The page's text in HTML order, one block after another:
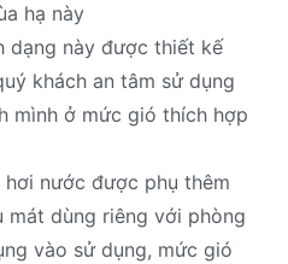
hạ này
dạng này được thiết kế
khách an tâm sử dụng
mình ở mức gió thích hợp
nước được phụ thêm
mát dùng riêng với phòng
vào sử dụng, mức gió